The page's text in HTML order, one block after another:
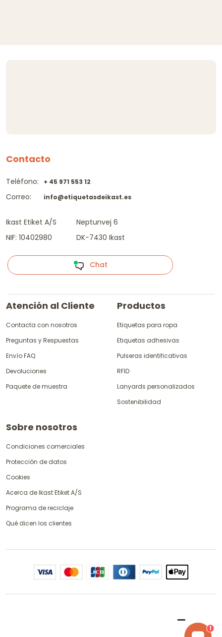
Contacto
Teléfono:
Correo:
+ 45 971 553 12
info@etiquetasdeikast.es
Ikast Etiket A/S
NIF: 10402980
Neptunvej 6
DK-7430 Ikast
Chat
Atención al Cliente
Contacta con nosotros
Preguntas y Respuestas
Envío FAQ
Devoluciones
Paquete de muestra
Productos
Etiquetas para ropa
Etiquetas adhesivas
Pulseras identificativas
RFID
Lanyards personalizados
Sostenibilidad
Sobre nosotros
Condiciones comerciales
Protección de datos
Cookies
Acerca de Ikast Etiket A/S
Programa de reciclaje
Qué dicen los clientes
1